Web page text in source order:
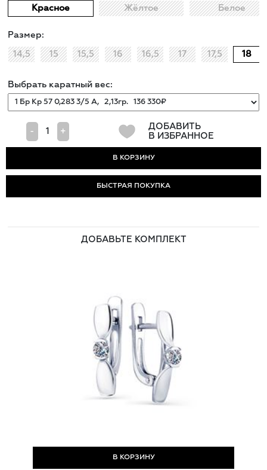
Красное Жёлтое Белое
Размер:
14,5 15 15,5 16 16,5 17 17,5 18
Выбрать каратный вес:
- +
ДОБАВИТЬ
В ИЗБРАННОЕ
БЫСТРАЯ ПОКУПКА
ДОБАВЬТЕ КОМПЛЕКТ